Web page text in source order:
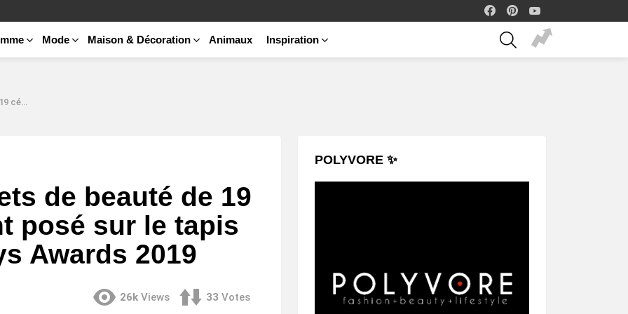
facebook
Mode Maison & Décoration Animaux Inspiration
SEARCH
2019
de beauté de 19
posé sur le tapis
Awards 2019
26k Views 33 Votes
POLYVORE ✨